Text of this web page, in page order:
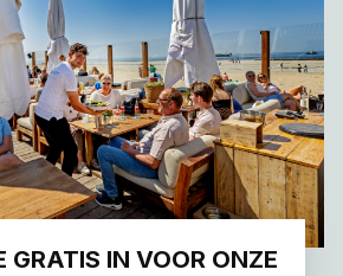
GRATIS IN VOOR ONZE